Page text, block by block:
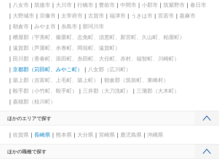
八女市
筑後市 大川市 行橋市 豊前市 中間市 小郡市 筑紫野市
春日市
大野城市
宗像市 太宰府市 古賀市 福津市 うきは市 宮若市
嘉麻市
朝倉市
みやま市 糸島市
那珂川市
糟屋郡（宇美町、篠栗町、志免町、須恵町、新宮町、久山町、粕屋町）
遠賀郡（芦屋町、水巻町、岡垣町、遠賀町）
田川郡（香春町、添田町、糸田町、大任町、赤村、福智町、川崎町）
京都郡（苅田町、みやこ町）
八女郡（広川町）
築上郡（吉富町、上毛町、築上町）
朝倉郡（筑前町、東峰村）
鞍手郡（小竹町、鞍手町）
三井郡（大刀洗町）
三潴郡（大木町）
嘉穂郡（桂川町）
ほかのエリアで探す
佐賀県 長崎県 熊本県 大分県 宮崎県 鹿児島県 沖縄県
ほかの職種で探す